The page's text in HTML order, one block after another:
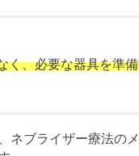
く、必要な器具を準
ネブライザー療法の